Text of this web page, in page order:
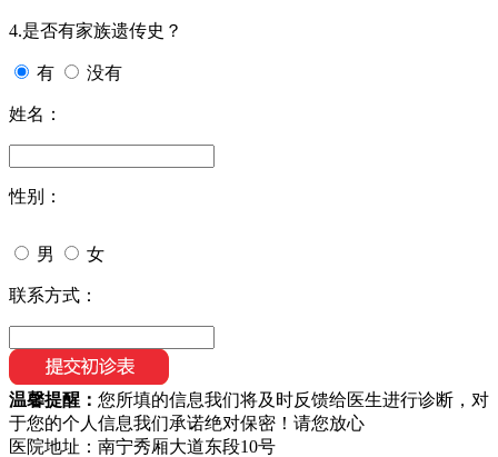
4.是否有家族遗传史？
有 没有
姓名：
性别：
男 女
联系方式：
温馨提醒： 您所填的信息我们将及时反馈给医生进行诊断，对
于您的个人信息我们承诺绝对保密！请您放心
医院地址：南宁秀厢大道东段10号